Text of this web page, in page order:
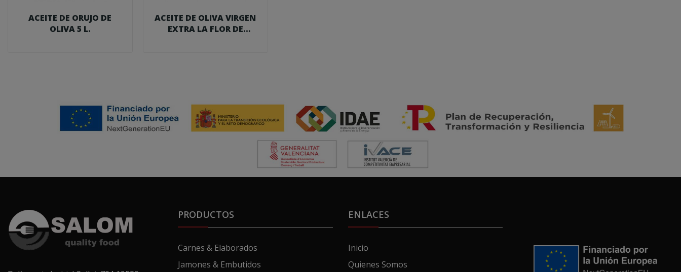
ACEITE DE ORUJO DE
OLIVA 5 L.
ACEITE DE OLIVA VIRGEN
EXTRA LA FLOR DE
PRODUCTOS
Carnes & Elaborados
Jamones & Embutidos
ENLACES
Inicio
Quienes Somos